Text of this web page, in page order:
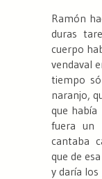
Ramón
duras
cuerpo
vendaval
tiempo
naranjo,
que había
fuera un
cantaba
que de
y daría